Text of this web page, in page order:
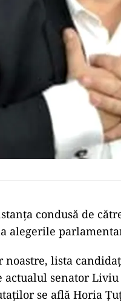
condusă de
alegerile
lista
actualul senator
se află Horia